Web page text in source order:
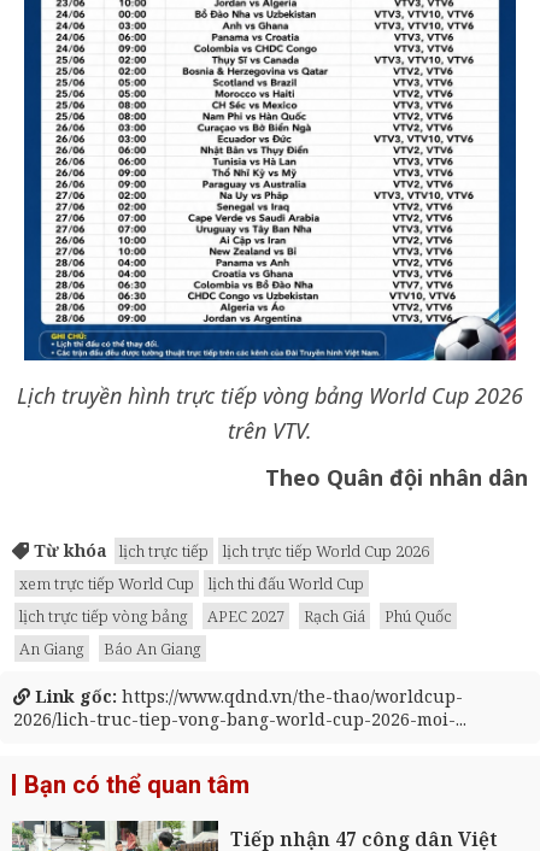
Lịch truyền hình trực tiếp vòng bảng World Cup 2026
trên VTV.
Theo Quân đội nhân dân
Từ khóa lịch trực tiếp
lịch trực tiếp World Cup 2026
xem trực tiếp World Cup
lịch thi đấu World Cup
lịch trực tiếp vòng bảng
APEC 2027 Rạch Giá
Phú Quốc
An Giang
Báo An Giang
Link gốc: https://www.qdnd.vn/the-thao/worldcup-
2026/lich-truc-tiep-vong-bang-world-cup-2026-moi-...
Bạn có thể quan tâm
Tiếp nhận 47 công dân Việt